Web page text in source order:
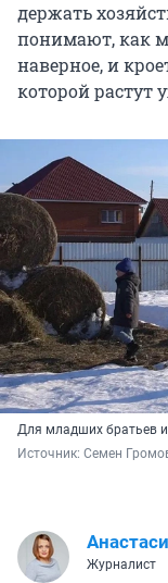
держать
понимают, как
наверное, и
которой
Для младших братьев
Источник: Семен
Журналист